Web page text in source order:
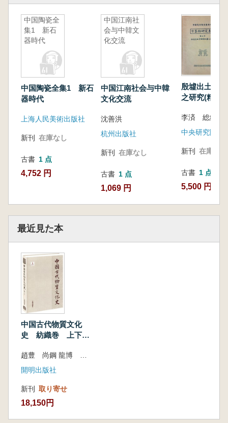
中国陶瓷全
集1 新石
器時代
中国陶瓷全集1 新石
器時代
上海人民美術出版社
新刊 在庫なし
古書 1 点
4,752 円
中国江南社
会与中韓文
化交流
中国江南社会与中韓
文化交流
沈善洪
杭州出版社
新刊 在庫なし
古書 1 点
1,069 円
殷墟出土青
之研究(精装
李済 総編
新刊 在庫なし
古書 1 点
5,500 円
最近見た本
中国古代物質文化
史 紡織巻 上下
開明出版社
新刊 取り寄せ
18,150円